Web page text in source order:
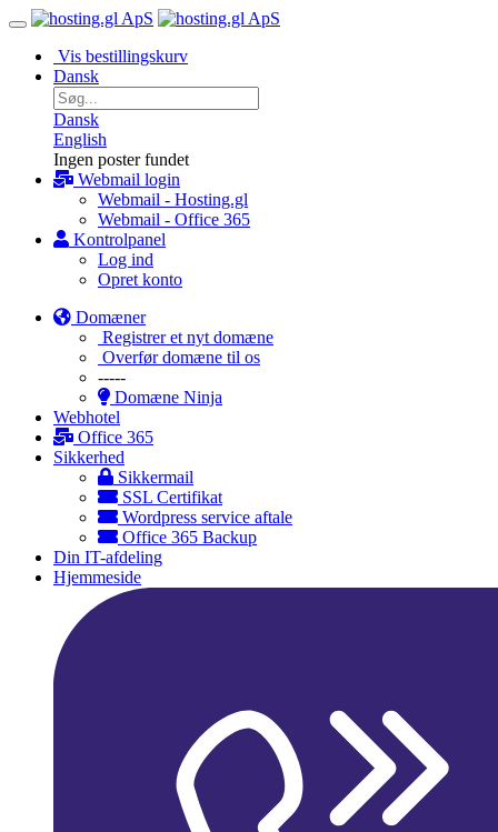
Vis bestillingskurv
Dansk
Dansk
English
Ingen poster fundet
Webmail login
Webmail - Hosting.gl
Webmail - Office 365
Kontrolpanel
Log ind
Opret konto
Domæner
Registrer et nyt domæne
Overfør domæne til os
-----
Domæne Ninja
Webhotel
Office 365
Sikkerhed
Sikkermail
SSL Certifikat
Wordpress service aftale
Office 365 Backup
Din IT-afdeling
Hjemmeside